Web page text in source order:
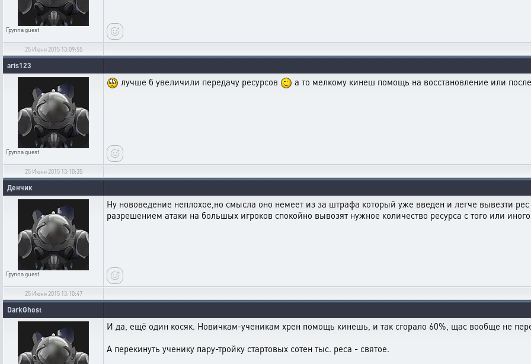
Группаguest
25 Июня 2015 13:09:55
aris123
Группаguest
лучше б увеличили передачу ресурсов а то мелкому кинеш помощь на восстановление или
25 Июня 2015 13:10:35
Денчик
Группаguest
Ну нововедение неплохое,но смысла оно немеет из за штрафа который уже введен и легче вывезти
разрешением атаки на большых игроков спокойно вывозят нужное количество ресурса с того или иного
25 Июня 2015 13:10:47
DarkGhost
И да, ещё один косяк. Новичкам-ученикам хрен помощь кинешь, и так сгорало 60%, щас вообще не
А перекинуть ученику пару-тройку стартовых сотен тыс. реса - святое.